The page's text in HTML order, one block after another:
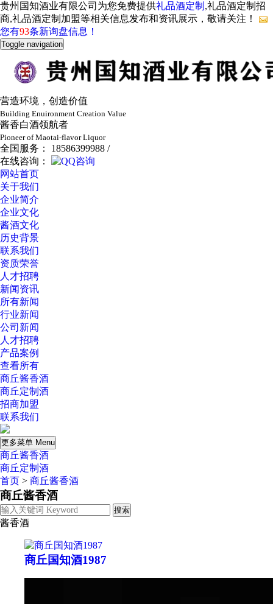
贵州国知酒业有限公司为您免费提供礼品酒定制 ,礼品酒定制招
商,礼品酒定制加盟等相关信息发布和资讯展示，敬请关注！
您有93条新询盘信息！
Toggle navigation
营造环境，创造价值
Building Enuironment Creation Value
酱香白酒领航者
Pioneer of Maotai-flavor Liquor
全国服务： 18586399988 /
在线咨询：
网站首页
关于我们
企业简介
企业文化
酱酒文化
历史背景
联系我们
资质荣誉
人才招聘
新闻资讯
所有新闻
行业新闻
公司新闻
人才招聘
产品案例
查看所有
商丘酱香酒
商丘定制酒
招商加盟
联系我们
更多菜单 Menu
商丘酱香酒
商丘定制酒
首页 > 商丘酱香酒
商丘酱香酒
酱香酒
商丘国知酒1987